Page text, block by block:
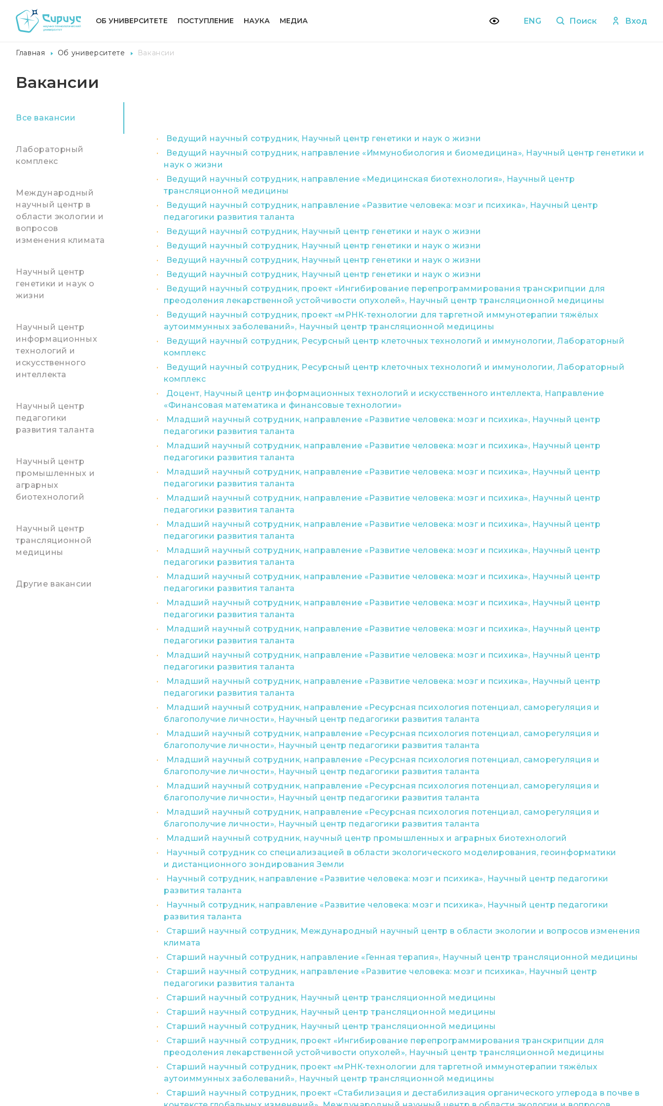
ОБ УНИВЕРСИТЕТЕ ПОСТУПЛЕНИЕ НАУКА МЕДИА ENG Поиск Вход
Главная Об университете Вакансии
Вакансии
Все вакансии
Лабораторный
комплекс
Международный
научный центр в
области экологии и
вопросов
изменения климата
Научный центр
генетики и наук о
жизни
Научный центр
информационных
технологий и
искусственного
интеллекта
Научный центр
педагогики
развития таланта
Научный центр
промышленных и
аграрных
биотехнологий
Научный центр
трансляционной
медицины
Другие вакансии
Ведущий научный сотрудник, Научный центр генетики и наук о жизни
Ведущий научный сотрудник, направление «Иммунобиология и биомедицина», Научный центр генетики и
наук о жизни
Ведущий научный сотрудник, направление «Медицинская биотехнология», Научный центр
трансляционной медицины
Ведущий научный сотрудник, направление «Развитие человека: мозг и психика», Научный центр
педагогики развития таланта
Ведущий научный сотрудник, Научный центр генетики и наук о жизни
Ведущий научный сотрудник, Научный центр генетики и наук о жизни
Ведущий научный сотрудник, Научный центр генетики и наук о жизни
Ведущий научный сотрудник, Научный центр генетики и наук о жизни
Ведущий научный сотрудник, проект «Ингибирование перепрограммирования транскрипции для
преодоления лекарственной устойчивости опухолей», Научный центр трансляционной медицины
Ведущий научный сотрудник, проект «мРНК-технологии для таргетной иммунотерапии тяжёлых
аутоиммунных заболеваний», Научный центр трансляционной медицины
Ведущий научный сотрудник, Ресурсный центр клеточных технологий и иммунологии, Лабораторный
комплекс
Ведущий научный сотрудник, Ресурсный центр клеточных технологий и иммунологии, Лабораторный
комплекс
Доцент, Научный центр информационных технологий и искусственного интеллекта, Направление
«Финансовая математика и финансовые технологии»
Младший научный сотрудник, направление «Развитие человека: мозг и психика», Научный центр
педагогики развития таланта
Младший научный сотрудник, направление «Развитие человека: мозг и психика», Научный центр
педагогики развития таланта
Младший научный сотрудник, направление «Развитие человека: мозг и психика», Научный центр
педагогики развития таланта
Младший научный сотрудник, направление «Развитие человека: мозг и психика», Научный центр
педагогики развития таланта
Младший научный сотрудник, направление «Развитие человека: мозг и психика», Научный центр
педагогики развития таланта
Младший научный сотрудник, направление «Развитие человека: мозг и психика», Научный центр
педагогики развития таланта
Младший научный сотрудник, направление «Развитие человека: мозг и психика», Научный центр
педагогики развития таланта
Младший научный сотрудник, направление «Развитие человека: мозг и психика», Научный центр
педагогики развития таланта
Младший научный сотрудник, направление «Развитие человека: мозг и психика», Научный центр
педагогики развития таланта
Младший научный сотрудник, направление «Развитие человека: мозг и психика», Научный центр
педагогики развития таланта
Младший научный сотрудник, направление «Развитие человека: мозг и психика», Научный центр
педагогики развития таланта
Младший научный сотрудник, направление «Ресурсная психология потенциал, саморегуляция и
благополучие личности», Научный центр педагогики развития таланта
Младший научный сотрудник, направление «Ресурсная психология потенциал, саморегуляция и
благополучие личности», Научный центр педагогики развития таланта
Младший научный сотрудник, направление «Ресурсная психология потенциал, саморегуляция и
благополучие личности», Научный центр педагогики развития таланта
Младший научный сотрудник, направление «Ресурсная психология потенциал, саморегуляция и
благополучие личности», Научный центр педагогики развития таланта
Младший научный сотрудник, направление «Ресурсная психология потенциал, саморегуляция и
благополучие личности», Научный центр педагогики развития таланта
Младший научный сотрудник, научный центр промышленных и аграрных биотехнологий
Научный сотрудник со специализацией в области экологического моделирования, геоинформатики
и дистанционного зондирования Земли
Научный сотрудник, направление «Развитие человека: мозг и психика», Научный центр педагогики
развития таланта
Научный сотрудник, направление «Развитие человека: мозг и психика», Научный центр педагогики
развития таланта
Старший научный сотрудник, Международный научный центр в области экологии и вопросов изменения
климата
Старший научный сотрудник, направление «Генная терапия», Научный центр трансляционной медицины
Старший научный сотрудник, направление «Развитие человека: мозг и психика», Научный центр
педагогики развития таланта
Старший научный сотрудник, Научный центр трансляционной медицины
Старший научный сотрудник, Научный центр трансляционной медицины
Старший научный сотрудник, Научный центр трансляционной медицины
Старший научный сотрудник, проект «Ингибирование перепрограммирования транскрипции для
преодоления лекарственной устойчивости опухолей», Научный центр трансляционной медицины
Старший научный сотрудник, проект «мРНК-технологии для таргетной иммунотерапии тяжёлых
аутоиммунных заболеваний», Научный центр трансляционной медицины
Старший научный сотрудник, проект «Стабилизация и дестабилизация органического углерода в почве в